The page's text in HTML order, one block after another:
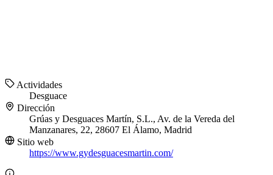
Actividades
Desguace
Dirección
Grúas y Desguaces Martín, S.L., Av. de la Vereda del
Manzanares, 22, 28607 El Álamo, Madrid
Sitio web
https://www.gydesguacesmartin.com/